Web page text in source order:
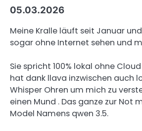
05.03.2026
Meine Kralle läuft seit Januar
sogar ohne Internet sehen und
Sie spricht 100% lokal ohne
hat dank llava inzwischen auch
Whisper Ohren um mich zu
einen Mund . Das ganze zur Not
Model Namens qwen 3.5.